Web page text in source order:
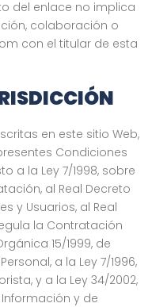
del enlace no implica
colaboración o
con el titular de esta
en este sitio Web,
Condiciones
a la Ley 7/1998, sobre
al Real Decreto
y Usuarios, al Real
la Contratación
15/1999, de
a la Ley 7/1996,
y a la Ley 34/2002,
y de